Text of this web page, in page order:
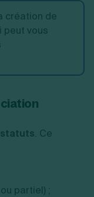
création de
vous
. Ce
partiel) ;